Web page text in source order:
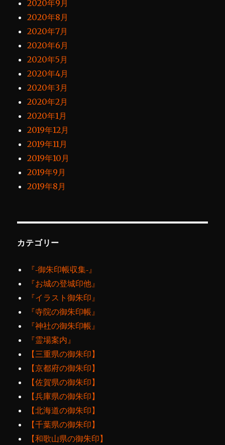
2020年9月
2020年8月
2020年7月
2020年6月
2020年5月
2020年4月
2020年3月
2020年2月
2020年1月
2019年12月
2019年11月
2019年10月
2019年9月
2019年8月
カテゴリー
『‐御朱印帳収集‐』
『お城の登城印他』
『イラスト御朱印』
『寺院の御朱印帳』
『神社の御朱印帳』
『霊場案内』
【三重県の御朱印】
【京都府の御朱印】
【佐賀県の御朱印】
【兵庫県の御朱印】
【北海道の御朱印】
【千葉県の御朱印】
【和歌山県の御朱印】